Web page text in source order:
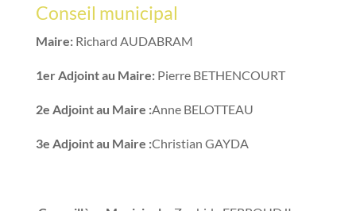
Conseil municipal
Maire:Richard AUDABRAM
1er Adjoint au Maire:Pierre BETHENCOURT
2e Adjoint au Maire :Anne BELOTTEAU
3e Adjoint au Maire :Christian GAYDA